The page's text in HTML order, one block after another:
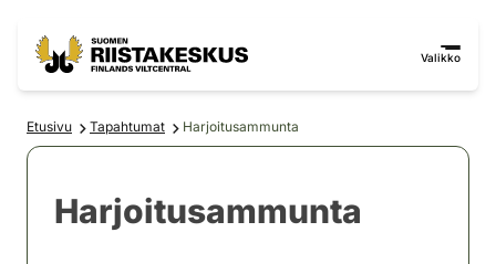
Valikko
Etusivu Tapahtumat Harjoitusammunta
Harjoitusammunta